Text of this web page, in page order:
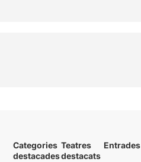
Categories
destacades
Teatres
destacats
Entrades